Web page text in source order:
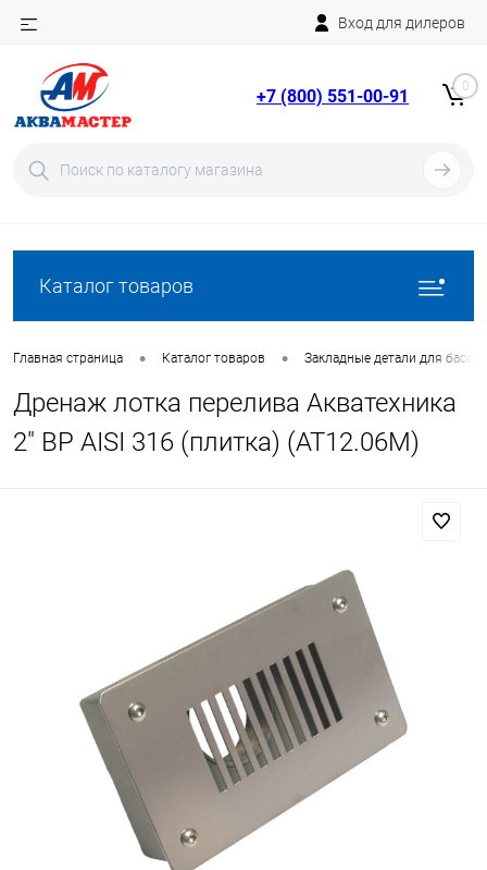
Вход для дилеров
+7 (800) 551-00-91 0
Каталог товаров
Главная страница • Каталог товаров • Закладные детали для
Дренаж лотка перелива Акватехника
2" ВР AISI 316 (плитка) (AT12.06M)